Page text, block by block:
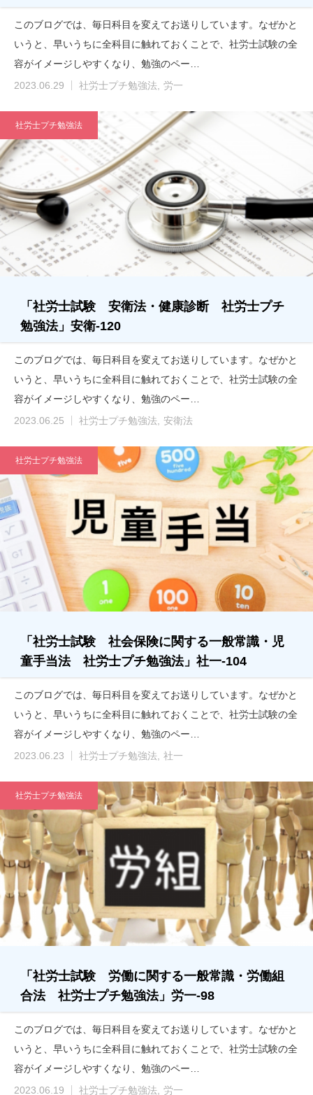
このブログでは、毎日科目を変えてお送りしています。なぜかと
いうと、早いうちに全科目に触れておくことで、社労士試験の全
容がイメージしやすくなり、勉強のペー…
2023.06.29
社労士プチ勉強法 労一
社労士プチ勉強法
「社労士試験 安衛法・健康診断 社労士プチ
勉強法」安衛-120
このブログでは、毎日科目を変えてお送りしています。なぜかと
いうと、早いうちに全科目に触れておくことで、社労士試験の全
容がイメージしやすくなり、勉強のペー…
2023.06.25
社労士プチ勉強法 安衛法
社労士プチ勉強法
「社労士試験 社会保険に関する一般常識・児
童手当法 社労士プチ勉強法」社一-104
このブログでは、毎日科目を変えてお送りしています。なぜかと
いうと、早いうちに全科目に触れておくことで、社労士試験の全
容がイメージしやすくなり、勉強のペー…
2023.06.23
社労士プチ勉強法 社一
社労士プチ勉強法
「社労士試験 労働に関する一般常識・労働組
合法 社労士プチ勉強法」労一-98
このブログでは、毎日科目を変えてお送りしています。なぜかと
いうと、早いうちに全科目に触れておくことで、社労士試験の全
容がイメージしやすくなり、勉強のペー…
2023.06.19
社労士プチ勉強法 労一